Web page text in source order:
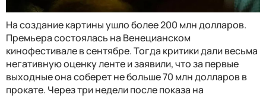
На создание картины ушло более 200 млн долларов.
Премьера состоялась на Венецианском
кинофестивале в сентябре. Тогда критики дали весьма
негативную оценку ленте и заявили, что за первые
выходные она соберет не больше 70 млн долларов в
прокате. Через три недели после показа на